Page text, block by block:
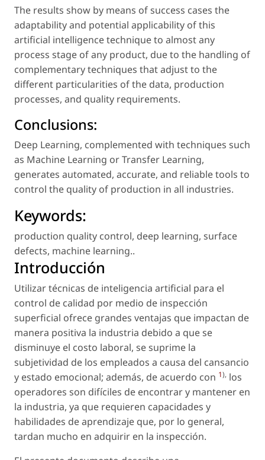
The results show by means of success cases the
adaptability and potential applicability of this
artificial intelligence technique to almost any
process stage of any product, due to the handling of
complementary techniques that adjust to the
different particularities of the data, production
processes, and quality requirements.
Conclusions:
Deep Learning, complemented with techniques such
as Machine Learning or Transfer Learning,
generates automated, accurate, and reliable tools to
control the quality of production in all industries.
Keywords:
production quality control, deep learning, surface
defects, machine learning..
Introducción
Utilizar técnicas de inteligencia artificial para el
control de calidad por medio de inspección
superficial ofrece grandes ventajas que impactan de
manera positiva la industria debido a que se
disminuye el costo laboral, se suprime la
subjetividad de los empleados a causa del cansancio
y estado emocional; además, de acuerdo con 1), los
operadores son difíciles de encontrar y mantener en
la industria, ya que requieren capacidades y
habilidades de aprendizaje que, por lo general,
tardan mucho en adquirir en la inspección.